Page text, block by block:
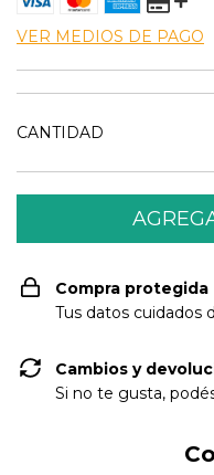
VER MEDIOS DE PAGO
CANTIDAD
Compra protegida
Tus datos cuidados
Cambios y
Si no te gusta,